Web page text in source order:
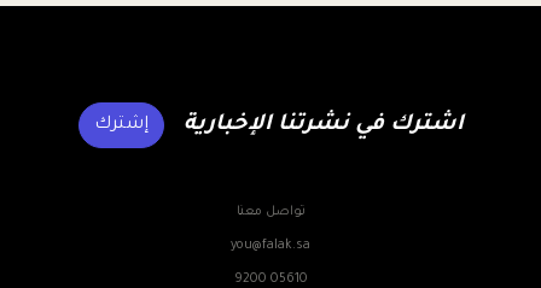
اشترك في نشرتنا الإخبارية إشترك
تواصل معنا
you@falak.sa
9200 05610